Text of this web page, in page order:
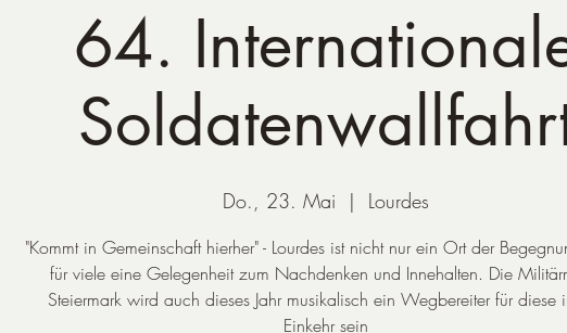
64.
Do., 23. Mai
  |
Lourdes
"Kommt in Gemeinschaft hierher" - Lourdes ist nicht nur ein Ort der
für viele eine Gelegenheit zum Nachdenken und Innehalten. Die
Steiermark wird auch dieses Jahr musikalisch ein Wegbereiter für diese
Einkehr sein